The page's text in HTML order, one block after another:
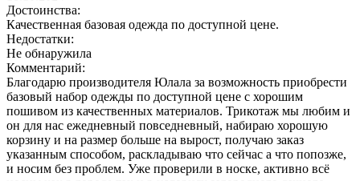
Достоинства:
Качественная базовая одежда по доступной цене.
Недостатки:
Не обнаружила
Комментарий:
Благодарю производителя Юлала за возможность приобрести
базовый набор одежды по доступной цене с хорошим
пошивом из качественных материалов. Трикотаж мы любим и
он для нас ежедневный повседневный, набираю хорошую
корзину и на размер больше на вырост, получаю заказ
указанным способом, раскладываю что сейчас а что попозже,
и носим без проблем. Уже проверили в носке, активно всё